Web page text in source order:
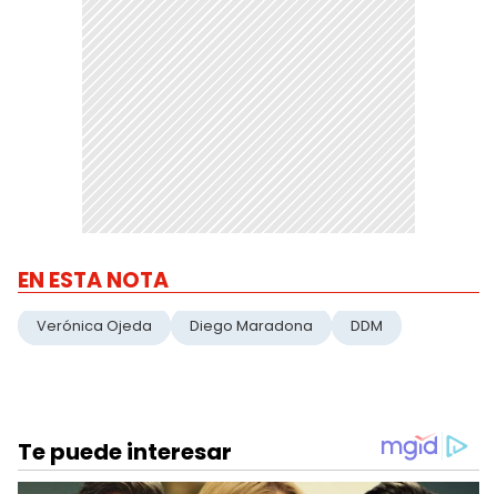
EN ESTA NOTA
Verónica Ojeda Diego Maradona DDM